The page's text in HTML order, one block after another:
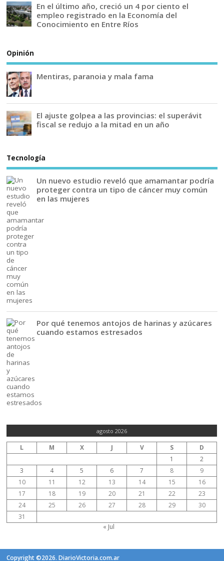
En el último año, creció un 4 por ciento el
empleo registrado en la Economía del
Conocimiento en Entre Ríos
Opinión
Mentiras, paranoia y mala fama
El ajuste golpea a las provincias: el superávit
fiscal se redujo a la mitad en un año
Tecnología
Un nuevo estudio reveló que amamantar podría
proteger contra un tipo de cáncer muy común
en las mujeres
Por qué tenemos antojos de harinas y azúcares
cuando estamos estresados
agosto 2026
L M X J V S
D
1
2
3
4 5 6 7 8
9
10
11 12 13 14 15
16
17
18 19 20 21 22
23
24
25 26 27 28 29
30
31
« Jul
Copyright ©2026. DiarioVictoria.com.ar